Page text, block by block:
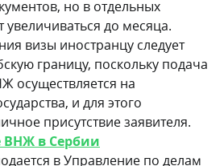
но в отдельных
увеличиваться до месяца.
визы иностранцу следует
границу, поскольку подача
осуществляется на
и для этого
присутствие заявителя.
в Сербии
в Управление по делам